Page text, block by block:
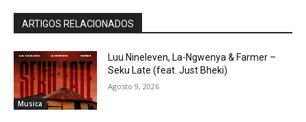
ARTIGOS RELACIONADOS
Musica
Luu Nineleven, La-Ngwenya & Farmer –
Seku Late (feat. Just Bheki)
Agosto 9, 2026